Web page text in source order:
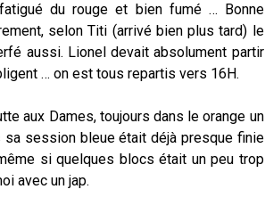
du rouge et bien fumé … Bonne
selon Titi (arrivé bien plus tard) le
aussi. Lionel devait absolument partir
… on est tous repartis vers 16H.
aux Dames, toujours dans le orange un
session bleue était déjà presque finie
si quelques blocs était un peu trop
avec un jap.